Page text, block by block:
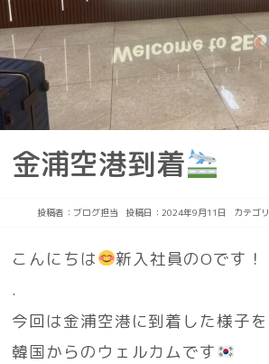
金浦空港到着
投稿者： ブログ担当 投稿日：2024年9月11日 カテゴ
こんにちは
新入社員のOです！
.
今回は金浦空港に到着した様子
韓国からのウェルカムです